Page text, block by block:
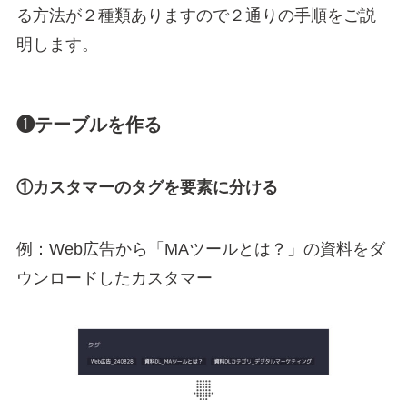
る方法が２種類ありますので２通りの手順をご説
明します。
❶テーブルを作る
①カスタマーのタグを要素に分ける
例：Web広告から「MAツールとは？」の資料をダ
ウンロードしたカスタマー